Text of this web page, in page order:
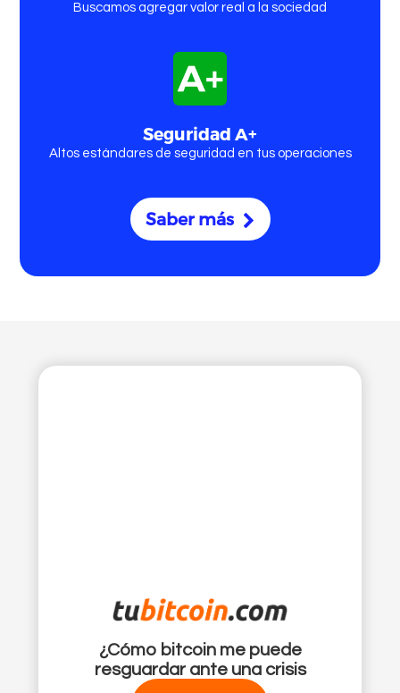
Comprar Ethereum
Buscamos agregar valor real a la sociedad
Seguridad A+
Altos estándares de seguridad en tus operaciones
Saber más
¿Cómo bitcoin me puede
resguardar ante una crisis